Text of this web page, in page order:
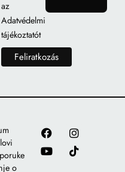
az
Adatvédelmi
tájékoztatót
o